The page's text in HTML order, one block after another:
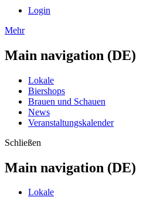
Login
Mehr
Main navigation (DE)
Lokale
Biershops
Brauen und Schauen
News
Veranstaltungskalender
Schließen
Main navigation (DE)
Lokale